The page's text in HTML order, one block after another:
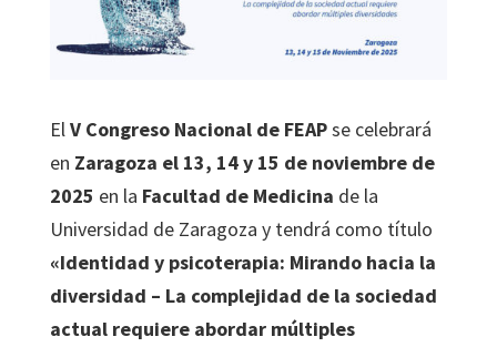
El V Congreso Nacional de FEAPse celebrará
en Zaragoza el 13, 14 y 15 de noviembre de
2025 en la Facultad de Medicina de la
Universidad de Zaragoza y tendrá como título
«Identidad y psicoterapia: Mirando hacia la
diversidad – La complejidad de la sociedad
actual requiere abordar múltiples